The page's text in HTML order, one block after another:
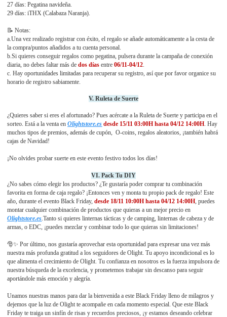
27 días: Pegatina navideña.
29 días: iTHX (Calabaza Naranja).
📝 Notas:
a.Una vez realizado registrar con éxito, el regalo se añade automáticamente a la cesta de
la compra/puntos añadidos a tu cuenta personal.
b.Si quieres conseguir regalos como pegatina, pulsera durante la campaña de conexión
diaria, no debes faltar más dedos días entre06/11-04/12.
c. Hay oportunidades limitadas para recuperar su registro, así que por favor organice su
horario de registro sabiamente.
V. Ruleta de Suerte
¿Quieres saber si eres el afortunado? Pues acércate a la Ruleta de Suerte y participa en el
sorteo. Está a la venta enOlightstore.es desde 15/11 03:00H hasta 04/12 14:00H. Hay
muchos tipos de premios, además de cupón, O-coins, regalos aleatorios, ¡también habrá
cajas de Navidad!
¡No olvides probar suerte en este evento festivo todos los días!
VI. Pack Tu DIY
¿No sabes cómo elegir los productos? ¿Te gustaría poder comprar tu combinación
favorita en forma de caja regalo? ¡Entonces ven y monta tu propio pack de regalo! Este
año, durante el evento Black Friday,desde 18/11 10:00H hasta 04/12 14:00H, puedes
montar cualquier combinación de productos que quieras a un mejor precio en
Olightstore.es.Tanto si quieres linternas tácticas y de camping, linternas de cabeza y de
armas, o EDC, ¡puedes mezclar y combinar todo lo que quieras sin limitaciones!
🎅✨ Por último, nos gustaría aprovechar esta oportunidad para expresar una vez más
nuestra más profunda gratitud a los seguidores de Olight. Tu apoyo incondicional es lo
que alimenta el crecimiento de Olight. Tu confianza en nosotros es la fuerza impulsora de
nuestra búsqueda de la excelencia, y prometemos trabajar sin descanso para seguir
aportándole más emoción y alegría.
Unamos nuestras manos para dar la bienvenida a este Black Friday lleno de milagros y
dejemos que la luz de Olight te acompañe en cada momento especial. Que este Black
Friday te traiga un sinfín de risas y recuerdos preciosos, ¡y estamos deseando celebrar